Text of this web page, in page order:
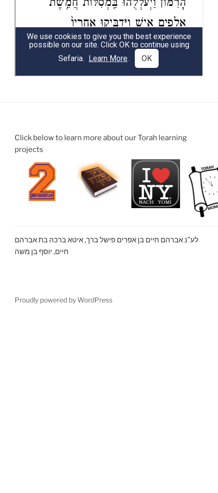
Click below to learn more about our Torah learning
projects
לע”נ אברהם חיים בן אפרים פישל ברך, איטא ברכה בת אברהם
חיים, יוסף בן משה
Proudly powered by WordPress